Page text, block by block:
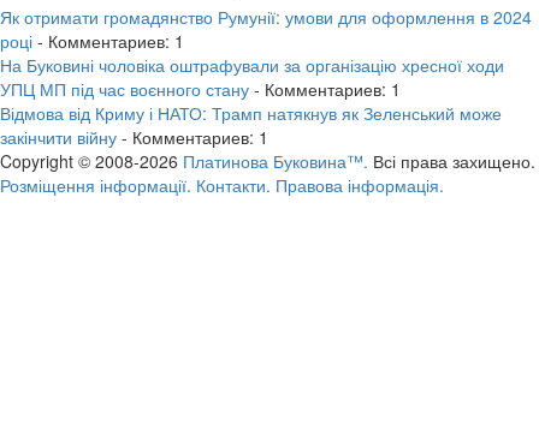
Як отримати громадянство Румунії: умови для оформлення в 2024
році - Комментариев: 1
На Буковині чоловіка оштрафували за організацію хресної ходи
УПЦ МП під час воєнного стану - Комментариев: 1
Відмова від Криму і НАТО: Трамп натякнув як Зеленський може
закінчити війну - Комментариев: 1
Copyright © 2008-2026 Платинова Буковина™. Всі права захищено.
Розміщення інформації. Контакти. Правова інформація.